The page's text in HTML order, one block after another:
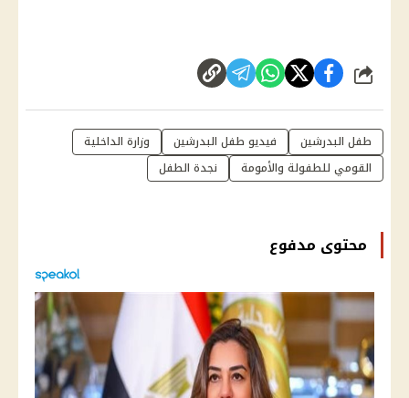
شارك
طفل البدرشين فيديو طفل البدرشين
وزارة الداخلية
القومي للطفولة والأمومة
نجدة الطفل
محتوى مدفوع